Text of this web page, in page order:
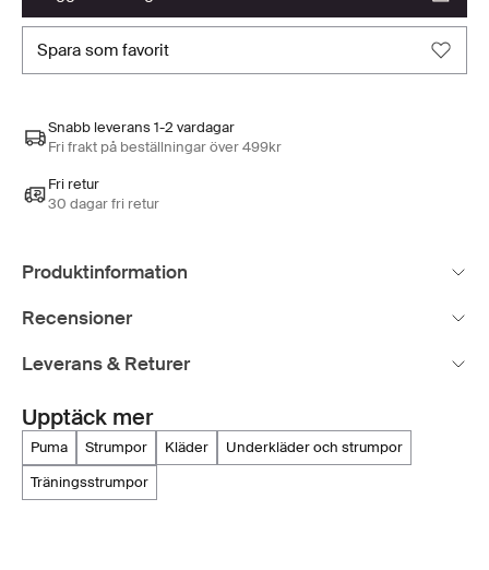
spara som favorit
Snabb leverans 1-2 vardagar
Fri frakt på beställningar över 499kr
Fri retur
30 dagar fri retur
Produktinformation
Recensioner
Leverans & Returer
Upptäck mer
puma strumpor kläder
underkläder och strumpor
träningsstrumpor